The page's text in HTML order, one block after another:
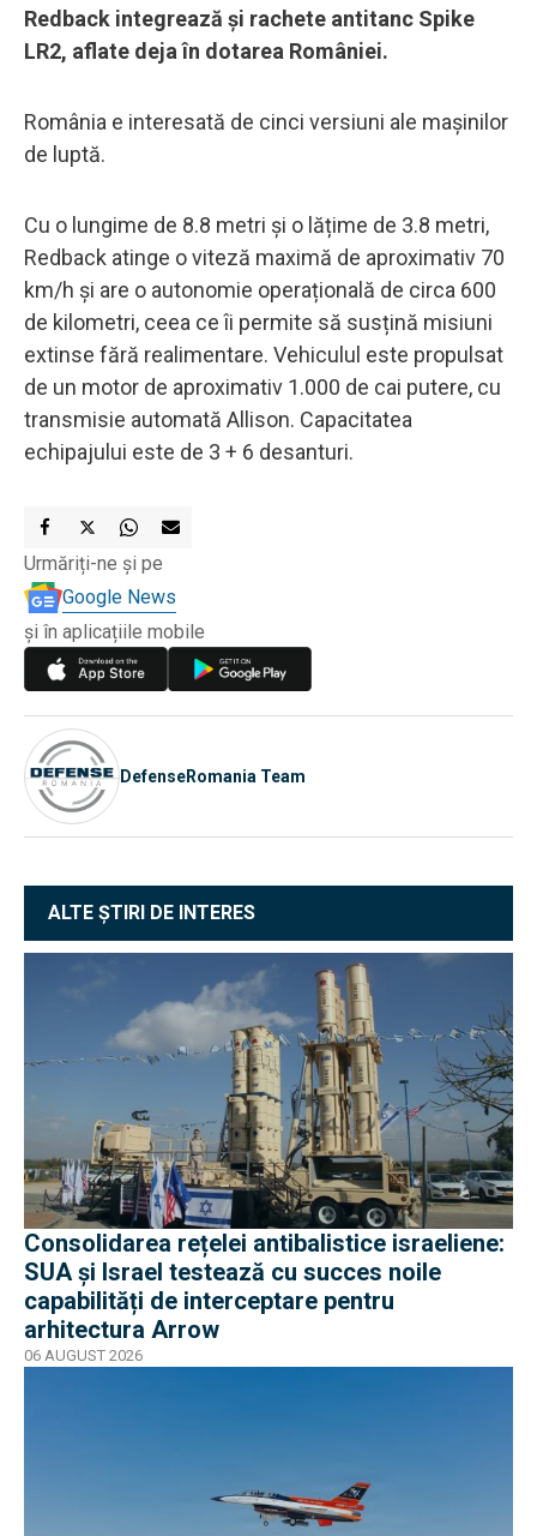
Redback integrează și rachete antitanc Spike
LR2, aflate deja în dotarea României.
România e interesată de cinci versiuni ale mașinilor
de luptă.
Cu o lungime de 8.8 metri și o lățime de 3.8 metri,
Redback atinge o viteză maximă de aproximativ 70
km/h și are o autonomie operațională de circa 600
de kilometri, ceea ce îi permite să susțină misiuni
extinse fără realimentare. Vehiculul este propulsat
de un motor de aproximativ 1.000 de cai putere, cu
transmisie automată Allison. Capacitatea
echipajului este de 3 + 6 desanturi.
Urmăriți-ne și pe
Google News
și în aplicațiile mobile
DefenseRomania Team
ALTE ȘTIRI DE INTERES
Consolidarea rețelei antibalistice israeliene:
SUA și Israel testează cu succes noile
capabilități de interceptare pentru
arhitectura Arrow
06 AUGUST 2026